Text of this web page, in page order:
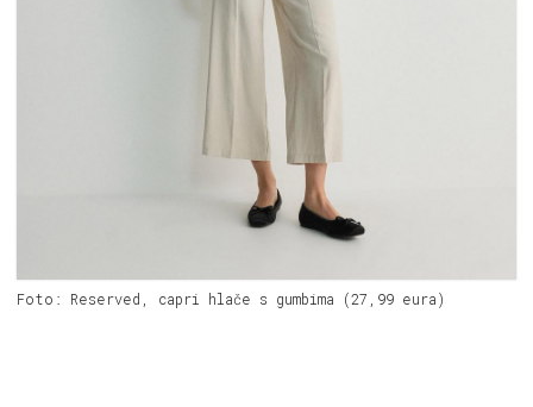
Foto: Reserved, capri hlače s gumbima (27,99 eura)